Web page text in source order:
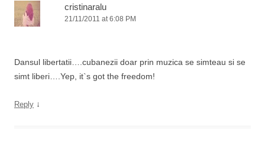
cristinaralu
21/11/2011 at 6:08 PM
Dansul libertatii….cubanezii doar prin muzica se simteau si se
simt liberi….Yep, it`s got the freedom!
Reply ↓